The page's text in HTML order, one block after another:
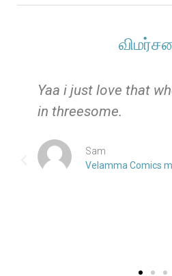
Yaa i just love that
in threesome.
Sam
Velamma Comics